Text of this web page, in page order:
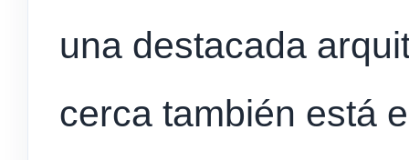
una destacada
cerca también está